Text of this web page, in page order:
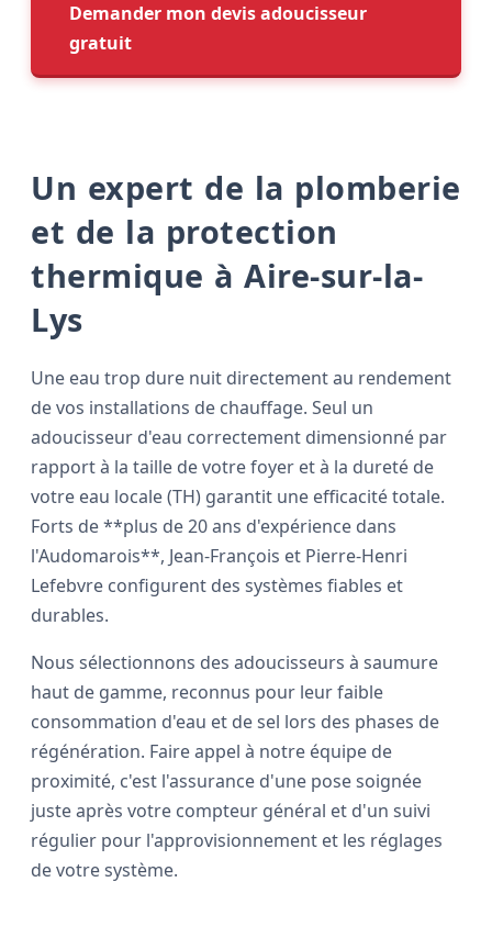
Demander mon devis adoucisseur
gratuit
Un expert de la plomberie
et de la protection
thermique à Aire-sur-la-
Lys
Une eau trop dure nuit directement au rendement
de vos installations de chauffage. Seul un
adoucisseur d'eau correctement dimensionné par
rapport à la taille de votre foyer et à la dureté de
votre eau locale (TH) garantit une efficacité totale.
Forts de **plus de 20 ans d'expérience dans
l'Audomarois**, Jean-François et Pierre-Henri
Lefebvre configurent des systèmes fiables et
durables.
Nous sélectionnons des adoucisseurs à saumure
haut de gamme, reconnus pour leur faible
consommation d'eau et de sel lors des phases de
régénération. Faire appel à notre équipe de
proximité, c'est l'assurance d'une pose soignée
juste après votre compteur général et d'un suivi
régulier pour l'approvisionnement et les réglages
de votre système.